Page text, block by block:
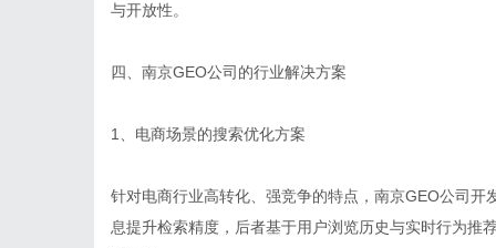
与开放性。
四、南京GEO公司的行业解决方案
1、电商场景的搜索优化方案
针对电商行业高转化、强竞争的特点，南京GEO公司开
息提升检索精度，后者基于用户浏览历史与实时行为推